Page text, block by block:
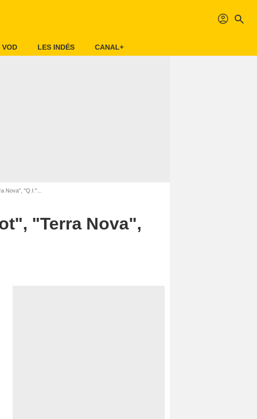
profil search
VOD LES INDÉS CANAL+
Nova", "Q.I."...
"Terra Nova",